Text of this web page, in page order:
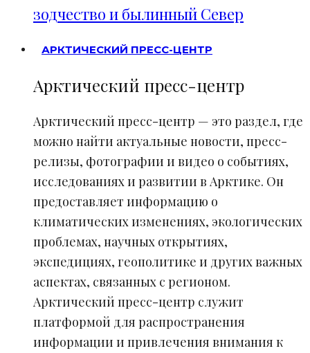
зодчество и былинный Север
АРКТИЧЕСКИЙ ПРЕСС-ЦЕНТР
Арктический пресс-центр
Арктический пресс-центр — это раздел, где
можно найти актуальные новости, пресс-
релизы, фотографии и видео о событиях,
исследованиях и развитии в Арктике. Он
предоставляет информацию о
климатических изменениях, экологических
проблемах, научных открытиях,
экспедициях, геополитике и других важных
аспектах, связанных с регионом.
Арктический пресс-центр служит
платформой для распространения
информации и привлечения внимания к